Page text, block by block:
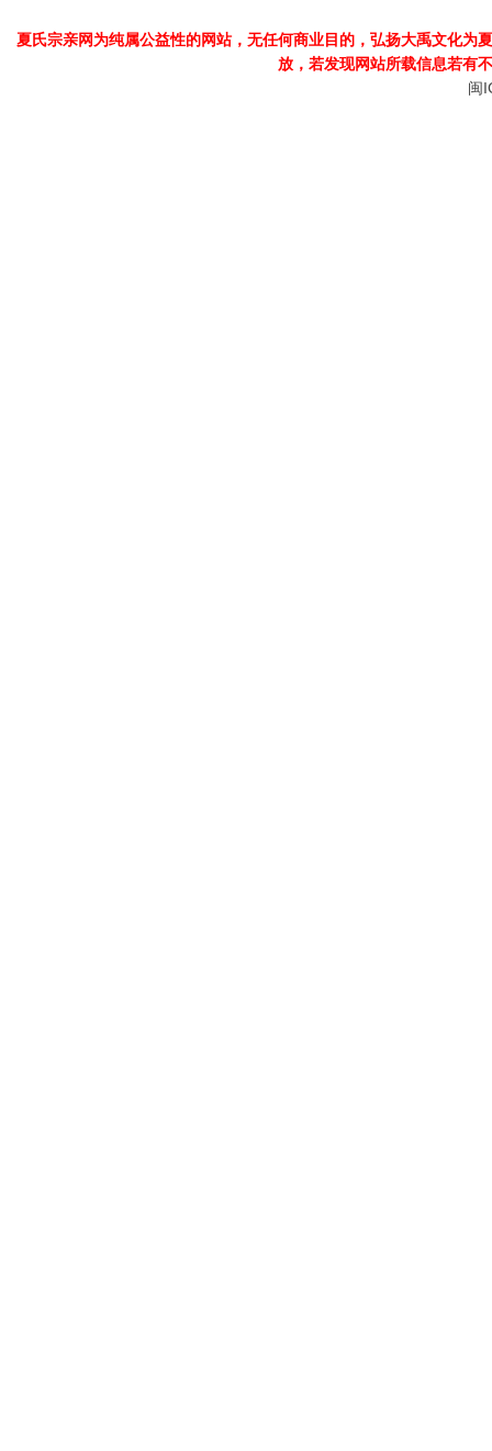
夏氏宗亲网为纯属公益性的网站，无任何商业目的，弘扬大禹文化为
放，若发现网站所载信息若有
闽